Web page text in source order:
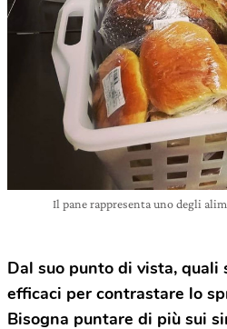
Il pane rappresenta uno degli
Dal suo punto di vista, quali
efficaci per contrastare lo
Bisogna puntare di più sui